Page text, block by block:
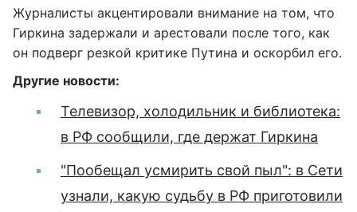
Журналисты акцентировали внимание на том, что
Гиркина задержали и арестовали после того, как
он подверг резкой критике Путина и оскорбил его.
Другие новости:
Телевизор, холодильник и библиотека:
в РФ сообщили, где держат Гиркина
"Пообещал усмирить свой пыл": в Сети
узнали, какую судьбу в РФ приготовили